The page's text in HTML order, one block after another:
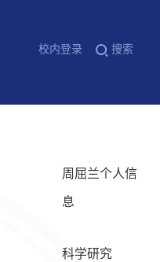
搜索
校内登录
周屈兰个人信
息
科学研究